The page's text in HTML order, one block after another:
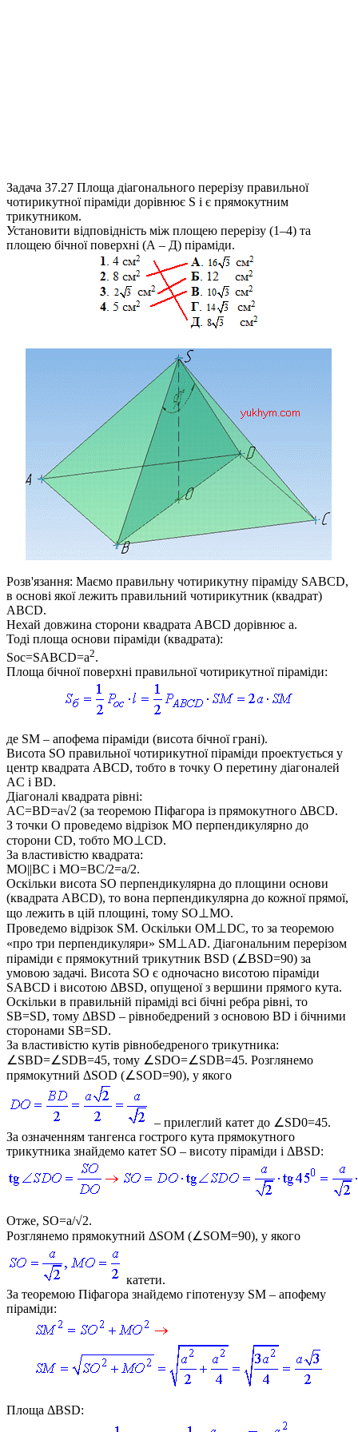
Задача 37.27 Площа діагонального перерізу правильної
чотирикутної піраміди дорівнює S і є прямокутним
трикутником.
Установити відповідність між площею перерізу (1–4) та
площею бічної поверхні (А – Д) піраміди.
Розв'язання: Маємо правильну чотирикутну піраміду SABCD,
в основі якої лежить правильний чотирикутник (квадрат)
ABCD.
Нехай довжина сторони квадрата ABCD дорівнює a.
Тоді площа основи піраміди (квадрата):
Soc=SABCD=a2.
Площа бічної поверхні правильної чотирикутної піраміди:
де SM – апофема піраміди (висота бічної грані).
Висота SO правильної чотирикутної піраміди проектується у
центр квадрата ABCD, тобто в точку O перетину діагоналей
AC і BD.
Діагоналі квадрата рівні:
AC=BD=a√2 (за теоремою Піфагора із прямокутного ΔBCD.
З точки O проведемо відрізок MO перпендикулярно до
сторони CD, тобто MO⊥CD.
За властивістю квадрата:
MO||BC і MO=BC/2=a/2.
Оскільки висота SO перпендикулярна до площини основи
(квадрата ABCD), то вона перпендикулярна до кожної прямої,
що лежить в цій площині, тому SO⊥MO.
Проведемо відрізок SM. Оскільки OM⊥DC, то за теоремою
«про три перпендикуляри» SM⊥AD. Діагональним перерізом
піраміди є прямокутний трикутник BSD (∠BSD=90) за
умовою задачі. Висота SO є одночасно висотою піраміди
SABCD і висотою ΔBSD, опущеної з вершини прямого кута.
Оскільки в правильній піраміді всі бічні ребра рівні, то
SB=SD, тому ΔBSD – рівнобедрений з основою BD і бічними
сторонами SB=SD.
За властивістю кутів рівнобедреного трикутника:
∠SBD=∠SDB=45, тому ∠SDO=∠SDB=45. Розглянемо
прямокутний ΔSOD (∠SOD=90), у якого
– прилеглий катет до ∠SD0=45.
За означенням тангенса гострого кута прямокутного
трикутника знайдемо катет SO – висоту піраміди і ΔBSD:
Отже, SO=a/√2.
Розглянемо прямокутний ΔSOM (∠SOM=90), у якого
катети.
За теоремою Піфагора знайдемо гіпотенузу SM – апофему
піраміди:
Площа ΔBSD: